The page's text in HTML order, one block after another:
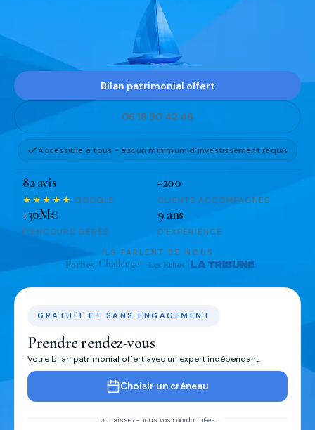
Bilan patrimonial offert
06 18 90 42 46
Accessible à tous - aucun minimum d'investissement requis
82 avis
★★★★★ GOOGLE
+200
CLIENTS ACCOMPAGNÉS
+30M€
D'ENCOURS GÉRÉS
9 ans
D'EXPÉRIENCE
ILS PARLENT DE NOUS
GRATUIT ET SANS ENGAGEMENT
Prendre rendez-vous
Votre bilan patrimonial offert avec un expert indépendant.
Choisir un créneau
ou laissez-nous vos coordonnées